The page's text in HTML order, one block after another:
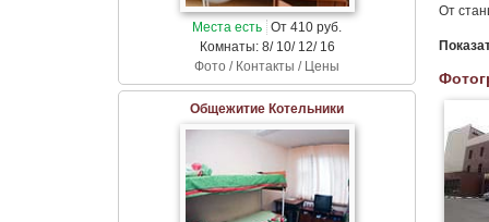
Места есть От 410 руб.
Комнаты: 8/ 10/ 12/ 16
Фото / Контакты / Цены
Общежитие Котельники
От